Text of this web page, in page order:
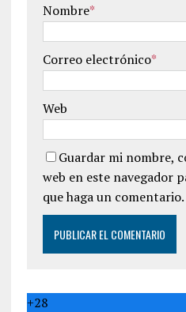
Nombre*
Correo electrónico*
Web
Guardar mi nombre,
web en este navegador
que haga un comentario.
+28